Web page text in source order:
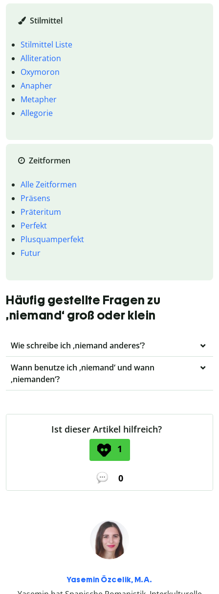
Stilmittel
Stilmittel Liste
Alliteration
Oxymoron
Anapher
Metapher
Allegorie
Zeitformen
Alle Zeitformen
Präsens
Präteritum
Perfekt
Plusquamperfekt
Futur
Häufig gestellte Fragen zu
‚niemand‘ groß oder klein
Wie schreibe ich ‚niemand anderes‘?
Wann benutze ich ‚niemand‘ und wann
‚niemanden‘?
Ist dieser Artikel hilfreich?
1
0
Yasemin Özcelik, M.A.